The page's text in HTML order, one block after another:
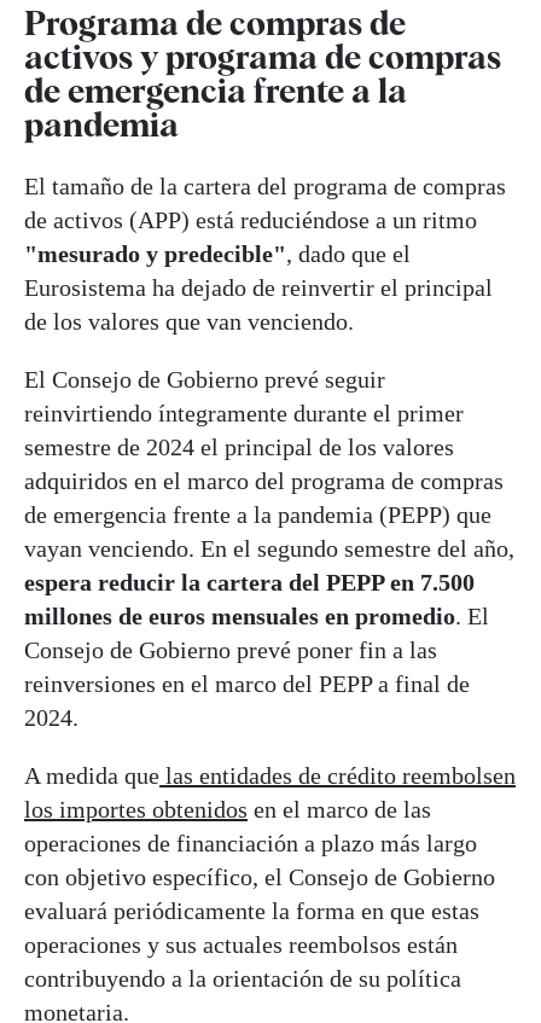
Programa de compras de
activos y programa de compras
de emergencia frente a la
pandemia
El tamaño de la cartera del programa de compras
de activos (APP) está reduciéndose a un ritmo
"mesurado y predecible", dado que el
Eurosistema ha dejado de reinvertir el principal
de los valores que van venciendo.
El Consejo de Gobierno prevé seguir
reinvirtiendo íntegramente durante el primer
semestre de 2024 el principal de los valores
adquiridos en el marco del programa de compras
de emergencia frente a la pandemia (PEPP) que
vayan venciendo. En el segundo semestre del año,
espera reducir la cartera del PEPP en 7.500
millones de euros mensuales en promedio. El
Consejo de Gobierno prevé poner fin a las
reinversiones en el marco del PEPP a final de
2024.
A medida que las entidades de crédito reembolsen
los importes obtenidos en el marco de las
operaciones de financiación a plazo más largo
con objetivo específico, el Consejo de Gobierno
evaluará periódicamente la forma en que estas
operaciones y sus actuales reembolsos están
contribuyendo a la orientación de su política
monetaria.